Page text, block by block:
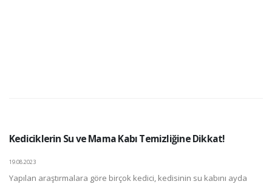
Kediciklerin Su ve Mama Kabı Temizliğine Dikkat!
19.08.2023
Yapılan araştırmalara göre birçok kedici, kedisinin su kabını ayda